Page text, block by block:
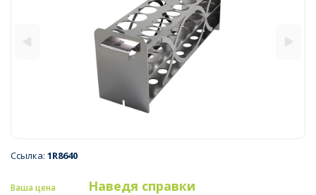
Ссылка: 1R8640
Ваша цена Наведя справки